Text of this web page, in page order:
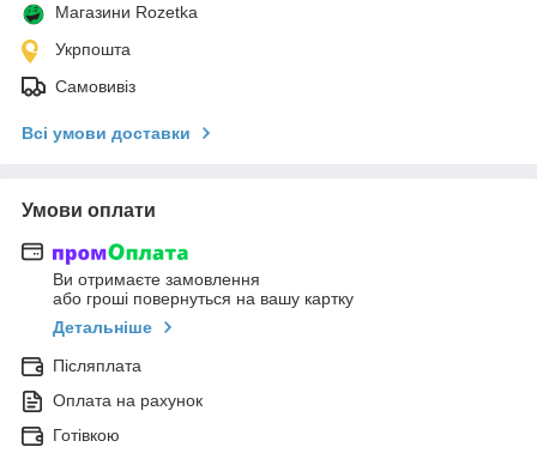
Магазини Rozetka
Укрпошта
Самовивіз
Всі умови доставки
Умови оплати
Ви отримаєте замовлення
або гроші повернуться на вашу картку
Детальніше
Післяплата
Оплата на рахунок
Готівкою